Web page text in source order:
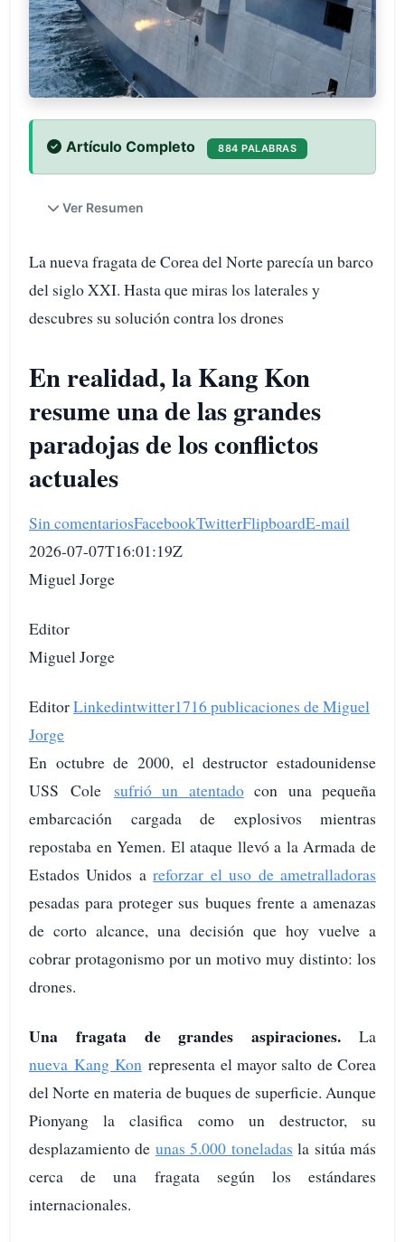
Artículo Completo 884 PALABRAS
Ver Resumen
La nueva fragata de Corea del Norte parecía un barco
del siglo XXI. Hasta que miras los laterales y
descubres su solución contra los drones
En realidad, la Kang Kon
resume una de las grandes
paradojas de los conflictos
actuales
Sin comentariosFacebookTwitterFlipboardE-mail
2026-07-07T16:01:19Z
Miguel Jorge
Editor
Miguel Jorge
EditorLinkedintwitter1716 publicaciones de Miguel
Jorge
En octubre de 2000, el destructor estadounidense
USS Cole sufrió un atentadocon una pequeña
embarcación cargada de explosivos mientras
repostaba en Yemen. El ataque llevó a la Armada de
Estados Unidos areforzar el uso de ametralladoras
pesadas para proteger sus buques frente a amenazas
de corto alcance, una decisión que hoy vuelve a
cobrar protagonismo por un motivo muy distinto: los
drones.
Una fragata de grandes aspiraciones. La
nueva Kang Konrepresenta el mayor salto de Corea
del Norte en materia de buques de superficie. Aunque
Pionyang la clasifica como un destructor, su
desplazamiento de unas 5.000 toneladas la sitúa más
cerca de una fragata según los estándares
internacionales.